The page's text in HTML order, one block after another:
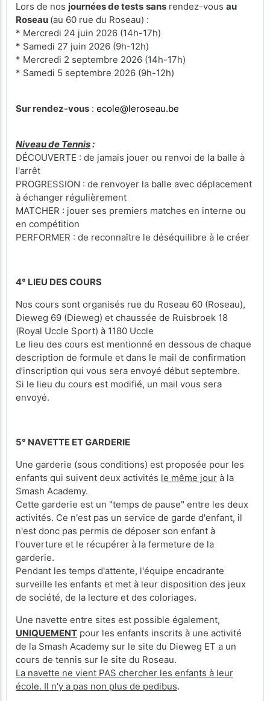
Lors de nos journées de tests sans rendez-vous au
Roseau (au 60 rue du Roseau) :
* Mercredi 24 juin 2026 (14h-17h)
* Samedi 27 juin 2026 (9h-12h)
* Mercredi 2 septembre 2026 (14h-17h)
* Samedi 5 septembre 2026 (9h-12h)
Sur rendez-vous : ecole@leroseau.be
Niveau de Tennis:
DÉCOUVERTE : de jamais jouer ou renvoi de la balle à
l'arrêt
PROGRESSION : de renvoyer la balle avec déplacement
à échanger régulièrement
MATCHER : jouer ses premiers matches en interne ou
en compétition
PERFORMER : de reconnaître le déséquilibre à le créer
4° LIEU DES COURS
Nos cours sont organisés rue du Roseau 60 (Roseau),
Dieweg 69 (Dieweg) et chaussée de Ruisbroek 18
(Royal Uccle Sport) à 1180 Uccle
Le lieu des cours est mentionné en dessous de chaque
description de formule et dans le mail de confirmation
d’inscription qui vous sera envoyé début septembre.
Si le lieu du cours est modifié, un mail vous sera
envoyé.
5° NAVETTE ET GARDERIE
Une garderie (sous conditions) est proposée pour les
enfants qui suivent deux activités le même jour à la
Smash Academy.
Cette garderie est un "temps de pause" entre les deux
activités. Ce n'est pas un service de garde d'enfant, il
n'est donc pas permis de déposer son enfant à
l'ouverture et le récupérer à la fermeture de la
garderie.
Pendant les temps d'attente, l'équipe encadrante
surveille les enfants et met à leur disposition des jeux
de société, de la lecture et des coloriages.
Une navette entre sites est possible également,
UNIQUEMENT pour les enfants inscrits à une activité
de la Smash Academy sur le site du Dieweg ET a un
cours de tennis sur le site du Roseau.
La navette ne vient PAS chercher les enfants à leur
école. Il n'y a pas non plus de pedibus.